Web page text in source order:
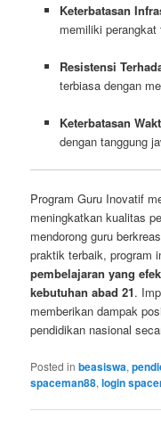
Keterbatasan
memiliki
Resistensi
terbiasa dengan
Keterbatasan
dengan tanggung
Program Guru Inovatif
meningkatkan kualitas
mendorong guru
praktik terbaik, program
pembelajaran yang
kebutuhan abad 21.
memberikan dampak
pendidikan nasional
Posted in beasiswa,
spaceman88,login